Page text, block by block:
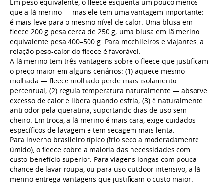
Em peso equivalente, o fleece esquenta um pouco menos
que a lã merino — mas ele tem uma vantagem importante:
é mais leve para o mesmo nível de calor. Uma blusa em
fleece 200 g pesa cerca de 250 g; uma blusa em lã merino
equivalente pesa 400–500 g. Para mochileiros e viajantes, a
relação peso-calor do fleece é favorável.
A lã merino tem três vantagens sobre o fleece que justificam
o preço maior em alguns cenários: (1) aquece mesmo
molhada — fleece molhado perde mais isolamento
percentual; (2) regula temperatura naturalmente — absorve
excesso de calor e libera quando esfria; (3) é naturalmente
anti odor pela queratina, suportando dias de uso sem
cheiro. Em troca, a lã merino é mais cara, exige cuidados
específicos de lavagem e tem secagem mais lenta.
Para inverno brasileiro típico (frio seco a moderadamente
úmido), o fleece cobre a maioria das necessidades com
custo-benefício superior. Para viagens longas com pouca
chance de lavar roupa, ou para uso outdoor intensivo, a lã
merino entrega vantagens que justificam o custo maior.